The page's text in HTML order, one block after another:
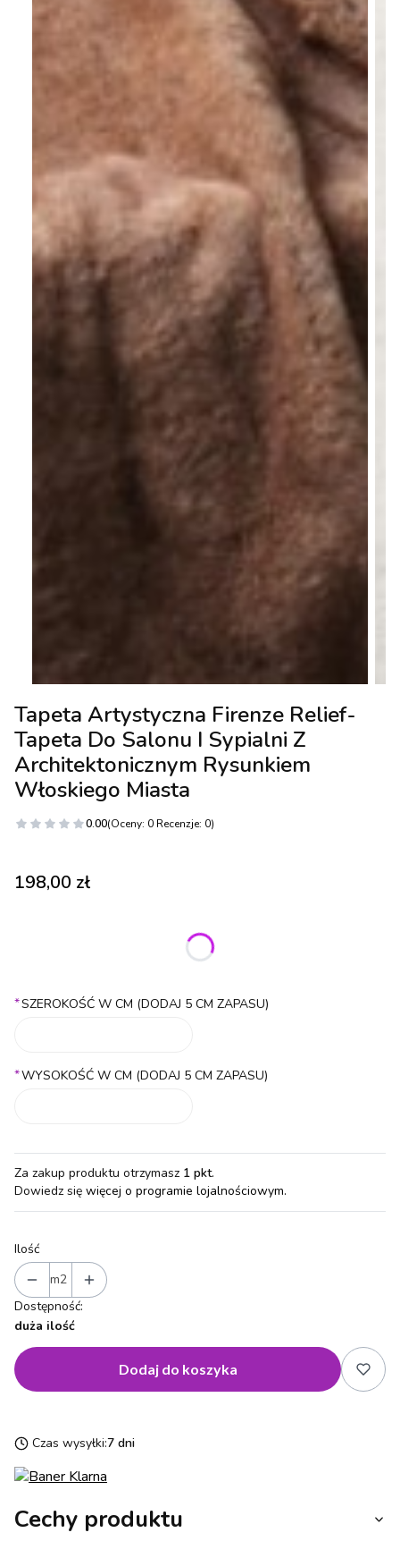
Tapeta Artystyczna Firenze Relief-
Tapeta Do Salonu I Sypialni Z
Architektonicznym Rysunkiem
Włoskiego Miasta
0.00(Oceny: 0 Recenzje: 0)
Cena
198,00 zł
Poszczególne warianty mogą różnić się ceną
*SZEROKOŚĆ W CM (DODAJ 5 CM ZAPASU)
*WYSOKOŚĆ W CM (DODAJ 5 CM ZAPASU)
Za zakup produktu otrzymasz 1 pkt.
Dowiedz się więcej o programie lojalnościowym.
Ilość
m2
Dostępność:
duża ilość
Dodaj do koszyka
Czas wysyłki:7 dni
Cechy produktu